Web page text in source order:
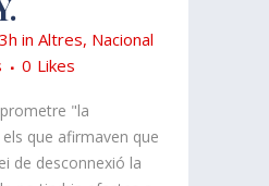
in Altres, Nacional
0 Likes
"la
que afirmaven que
de desconnexió la